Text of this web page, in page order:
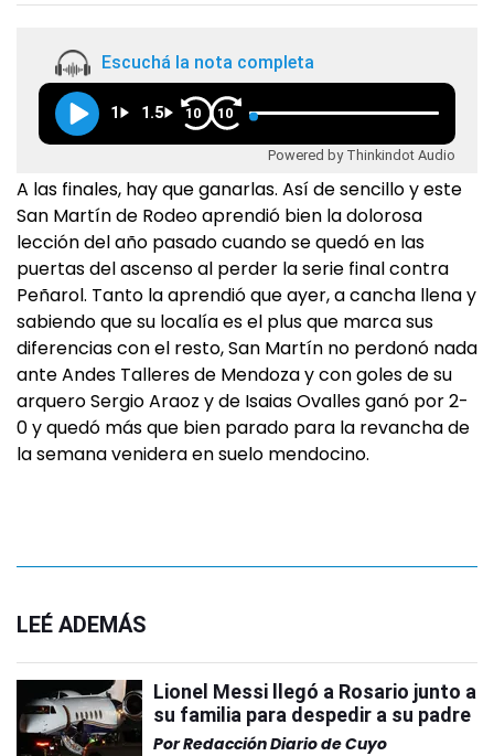
Escuchá la nota completa
1 1.5 10 10
Powered by Thinkindot Audio
A las finales, hay que ganarlas. Así de sencillo y este
San Martín de Rodeo aprendió bien la dolorosa
lección del año pasado cuando se quedó en las
puertas del ascenso al perder la serie final contra
Peñarol. Tanto la aprendió que ayer, a cancha llena y
sabiendo que su localía es el plus que marca sus
diferencias con el resto, San Martín no perdonó nada
ante Andes Talleres de Mendoza y con goles de su
arquero Sergio Araoz y de Isaias Ovalles ganó por 2-
0 y quedó más que bien parado para la revancha de
la semana venidera en suelo mendocino.
LEÉ ADEMÁS
Lionel Messi llegó a Rosario junto a
su familia para despedir a su padre
PorRedacción Diario de Cuyo